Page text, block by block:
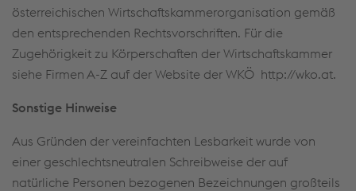
österreichischen Wirtschaftskammerorganisation gemäß
den entsprechenden Rechtsvorschriften. Für die
Zugehörigkeit zu Körperschaften der Wirtschaftskammer
siehe Firmen A-Z auf der Website der WKÖ http://wko.at.
Sonstige Hinweise
Aus Gründen der vereinfachten Lesbarkeit wurde von
einer geschlechtsneutralen Schreibweise der auf
natürliche Personen bezogenen Bezeichnungen großteils